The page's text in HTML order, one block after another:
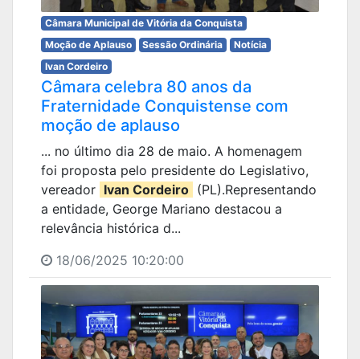
Câmara Municipal de Vitória da Conquista
Moção de Aplauso
Sessão Ordinária
Notícia
Ivan Cordeiro
Câmara celebra 80 anos da
Fraternidade Conquistense com
moção de aplauso
... no último dia 28 de maio. A homenagem
foi proposta pelo presidente do Legislativo,
vereador Ivan Cordeiro (PL).Representando
a entidade, George Mariano destacou a
relevância histórica d...
18/06/2025 10:20:00